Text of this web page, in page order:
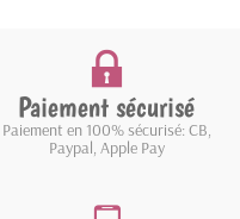
Paiement sécurisé
Paiement en 100% sécurisé: CB,
Paypal, Apple Pay